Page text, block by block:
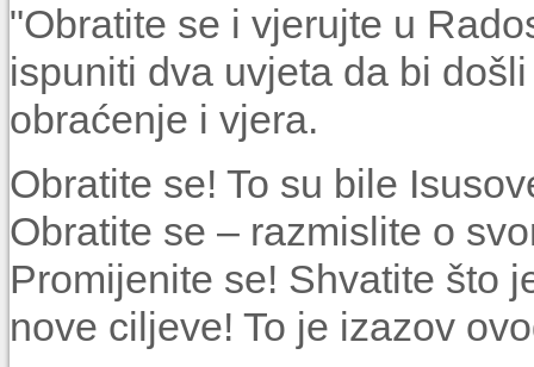
"Obratite se i vjerujte u
ispuniti dva uvjeta da bi
obraćenje i vjera.
Obratite se! To su bile
Obratite se – razmislite o
Promijenite se! Shvatite što
nove ciljeve! To je izazov